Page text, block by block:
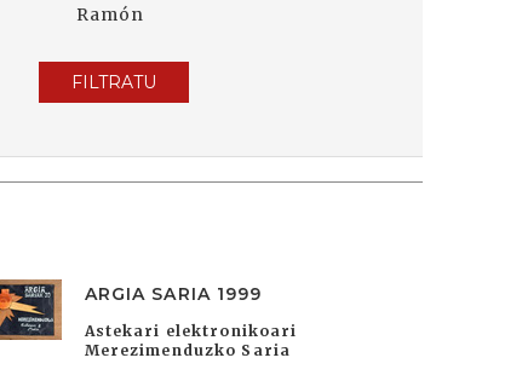
Ramón
FILTRATU
ARGIA SARIA 1999
Astekari elektronikoari
Merezimenduzko Saria